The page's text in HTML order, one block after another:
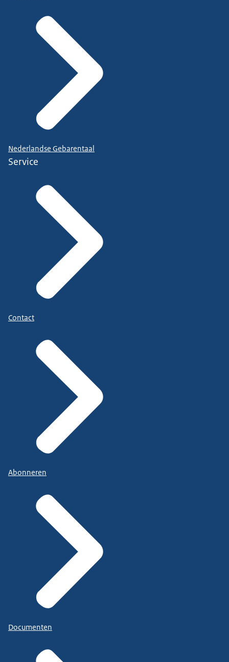
Nederlandse Gebarentaal
Service
Contact
Abonneren
Documenten